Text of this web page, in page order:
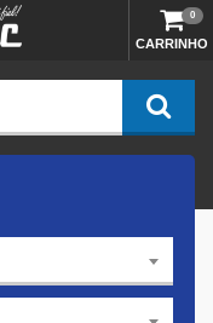
CARRINHO
0